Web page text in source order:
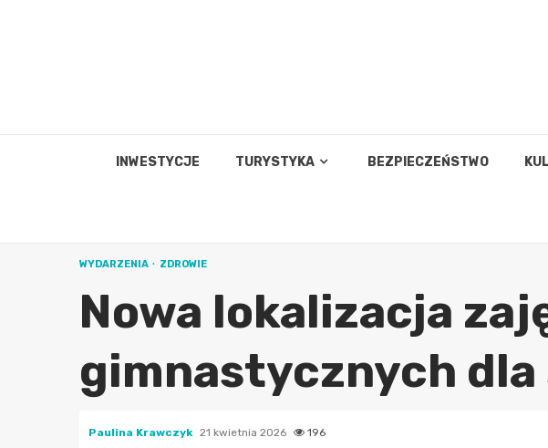
INWESTYCJE TURYSTYKA BEZPIECZEŃSTWO
WYDARZENIA ZDROWIE
Nowa lokalizacja
gimnastycznych dla
Paulina Krawczyk 21 kwietnia 2026 196